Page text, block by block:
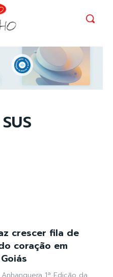
crescer fila de
coração em